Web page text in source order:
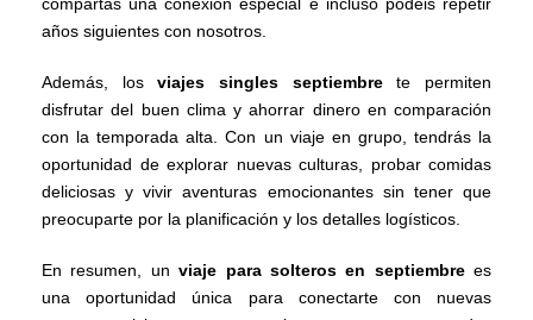
años siguientes con nosotros.
Además, losviajes singles septiembrete permiten
disfrutar del buen clima y ahorrar dinero en comparación
con la temporada alta. Con un viaje en grupo, tendrás la
oportunidad de explorar nuevas culturas, probar comidas
deliciosas y vivir aventuras emocionantes sin tener que
preocuparte por la planificación y los detalles logísticos.
En resumen, un viaje para solteros en septiembrees
una oportunidad única para conectarte con nuevas